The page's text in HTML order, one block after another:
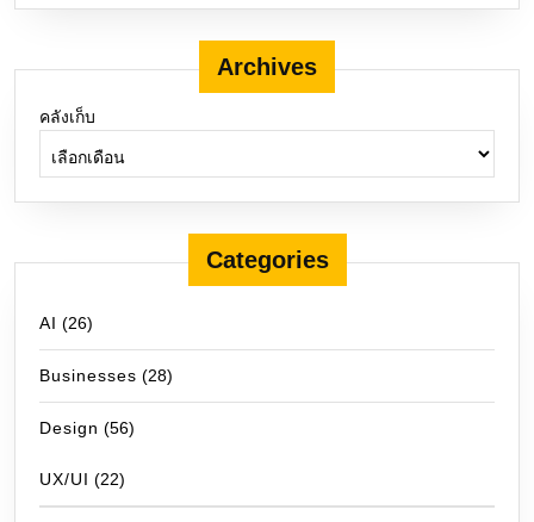
Archives
คลังเก็บ
Categories
AI (26)
Businesses (28)
Design (56)
UX/UI (22)